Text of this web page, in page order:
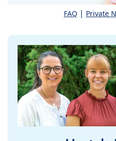
FAQ | Private